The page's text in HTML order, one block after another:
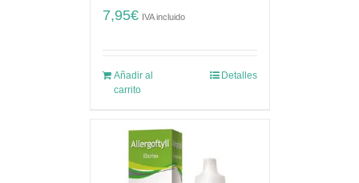
7,95€ IVA incluido
Añadir al
carrito
Detalles